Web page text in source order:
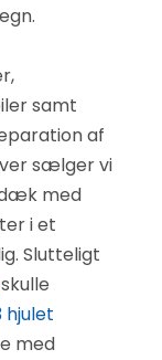
samt
af
sælger vi
med
i et
Slutteligt
hjulet
med